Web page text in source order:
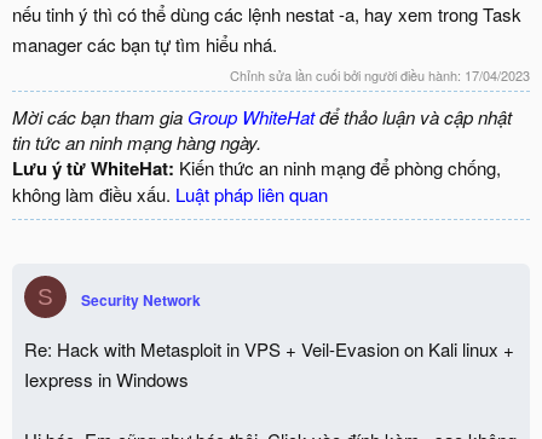
nếu tinh ý thì có thể dùng các lệnh nestat -a, hay xem trong Task
manager các bạn tự tìm hiểu nhá.
Chỉnh sửa lần cuối bởi người điều hành: 17/04/2023
Mời các bạn tham gia Group WhiteHatđể thảo luận và cập nhật
tin tức an ninh mạng hàng ngày.
Lưu ý từ WhiteHat: Kiến thức an ninh mạng để phòng chống,
không làm điều xấu. Luật pháp liên quan
S Security Network
Re: Hack with Metasploit in VPS + Veil-Evasion on Kali linux +
Iexpress in Windows